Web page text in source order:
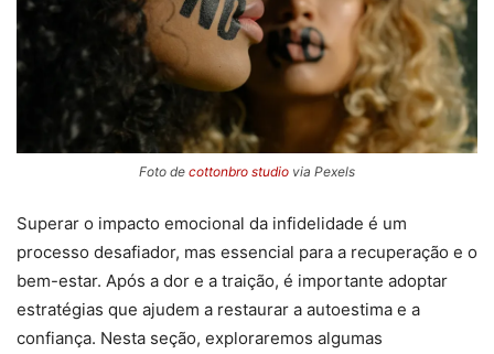
Foto de cottonbro studio via Pexels
Superar o impacto emocional da infidelidade é um
processo desafiador, mas essencial para a recuperação e o
bem-estar. Após a dor e a traição, é importante adoptar
estratégias que ajudem a restaurar a autoestima e a
confiança. Nesta seção, exploraremos algumas